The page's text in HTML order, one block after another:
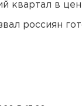
квартал в
россиян